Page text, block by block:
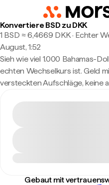
Konvertiere BSD zu DKK
1 BSD ≈ 6,4669 DKK · Echter
August, 1:52
Sieh wie viel 1.000 Bahamas-
echten Wechselkurs ist. Geld
versteckten Aufschläge, keine
Gebaut mit